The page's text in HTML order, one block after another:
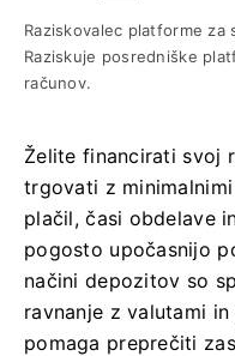
Raziskovalec platforme
Raziskuje posredniške
računov.
Želite financirati svoj
trgovati z
plačil, časi obdelave
pogosto upočasnijo
načini depozitov so
ravnanje z valutami
pomaga preprečiti